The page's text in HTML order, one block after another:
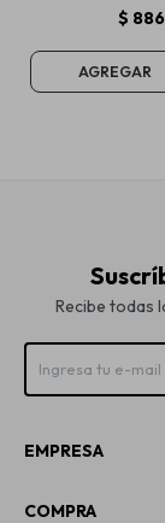
$ 886
Recibe todas
EMPRESA
COMPRA